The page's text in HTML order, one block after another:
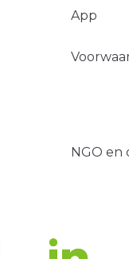
App
NGO en